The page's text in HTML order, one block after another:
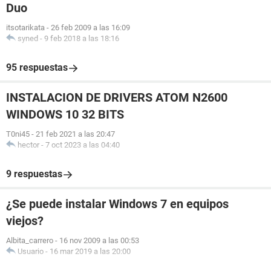
Duo
itsotarikata - 26 feb 2009 a las 16:09
syned - 9 feb 2018 a las 18:16
95 respuestas
INSTALACION DE DRIVERS ATOM N2600
WINDOWS 10 32 BITS
T0ni45 - 21 feb 2021 a las 20:47
hector - 7 oct 2023 a las 04:40
9 respuestas
¿Se puede instalar Windows 7 en equipos
viejos?
Albita_carrero - 16 nov 2009 a las 00:53
Usuario - 16 mar 2019 a las 20:00